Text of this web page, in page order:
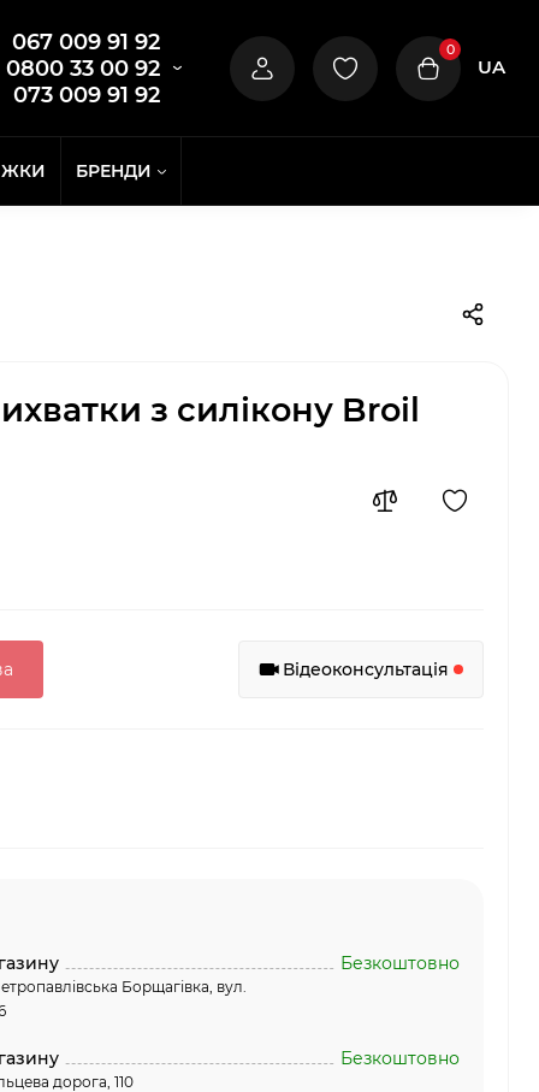
067 009 91 92
0800 33 00 92
073 009 91 92
0
UA
БРЕНДИ
з силікону Broil
Відеоконсультація
Борщагівка, вул.
Безкоштовно
дорога, 110
Безкоштовно